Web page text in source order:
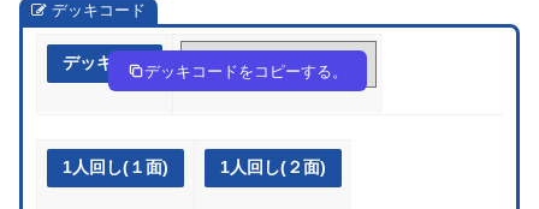
デッキコード
デッキ作成 inLLng-qilg6x-NnHHn6
デッキコードをコピーする。
1人回し(１面) 1人回し(２面)